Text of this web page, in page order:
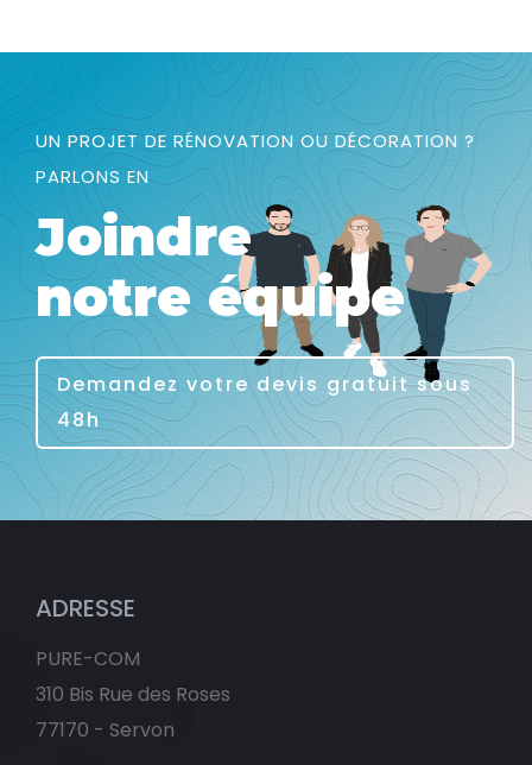
UN PROJET DE RÉNOVATION OU DÉCORATION ?
PARLONS EN
Joindre
notre équipe
Demandez votre devis gratuit sous
48h
ADRESSE
PURE-COM
310 Bis Rue des Roses
77170 - Servon